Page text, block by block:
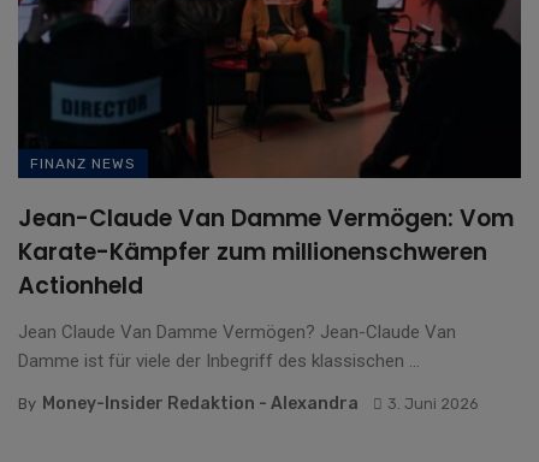
FINANZ NEWS
Jean-Claude Van Damme Vermögen: Vom
Karate-Kämpfer zum millionenschweren
Actionheld
Jean Claude Van Damme Vermögen? Jean-Claude Van
Damme ist für viele der Inbegriff des klassischen ...
By Money-Insider Redaktion - Alexandra 3. Juni 2026